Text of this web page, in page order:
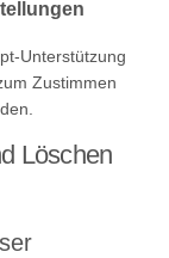
Unterstützung
Zustimmen
Löschen